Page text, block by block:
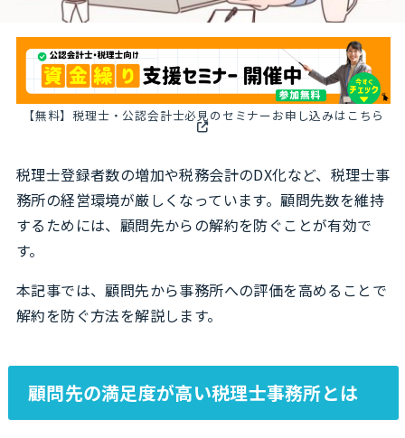
【無料】税理士・公認会計士必見のセミナーお申し込みはこちら
税理士登録者数の増加や税務会計のDX化など、税理士事
務所の経営環境が厳しくなっています。顧問先数を維持
するためには、顧問先からの解約を防ぐことが有効で
す。
本記事では、顧問先から事務所への評価を高めることで
解約を防ぐ方法を解説します。
顧問先の満足度が高い税理士事務所とは